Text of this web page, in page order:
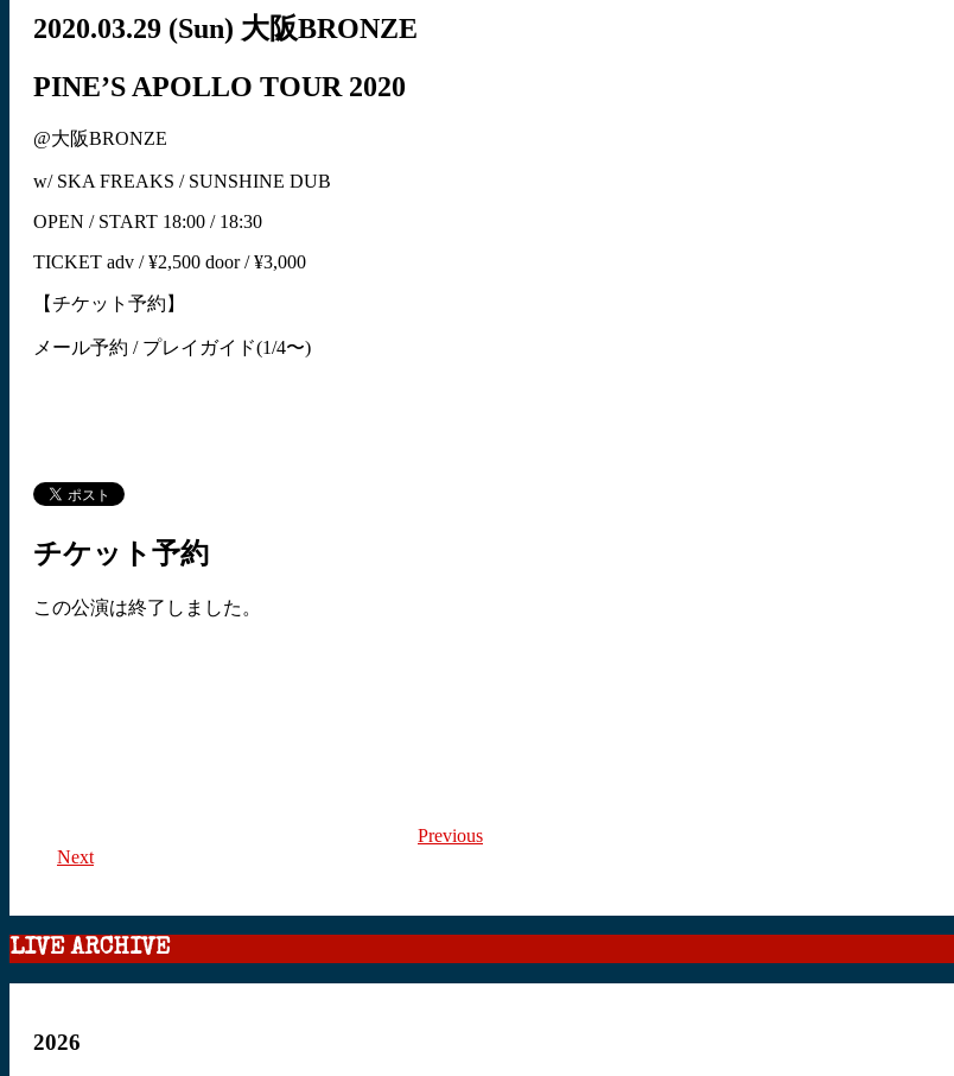
2020.03.29 (Sun) 大阪BRONZE
PINE’S APOLLO TOUR 2020
@大阪BRONZE
w/ SKA FREAKS / SUNSHINE DUB
OPEN / START 18:00 / 18:30
TICKET adv / ¥2,500 door / ¥3,000
【チケット予約】
メール予約 / プレイガイド(1/4〜)
チケット予約
この公演は終了しました。
Previous
Next
LIVE ARCHIVE
2026